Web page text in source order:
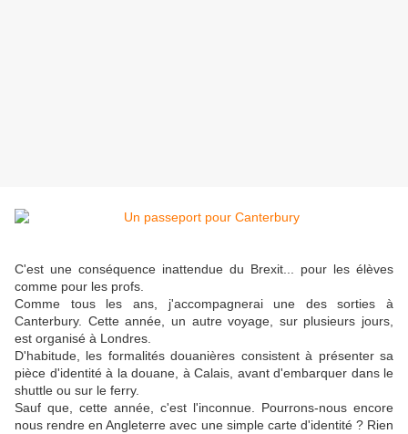
C'est une conséquence inattendue du Brexit... pour les élèves
comme pour les profs.
Comme tous les ans, j'accompagnerai une des sorties à
Canterbury. Cette année, un autre voyage, sur plusieurs jours,
est organisé à Londres.
D'habitude, les formalités douanières consistent à présenter sa
pièce d'identité à la douane, à Calais, avant d'embarquer dans le
shuttle ou sur le ferry.
Sauf que, cette année, c'est l'inconnue. Pourrons-nous encore
nous rendre en Angleterre avec une simple carte d'identité ? Rien